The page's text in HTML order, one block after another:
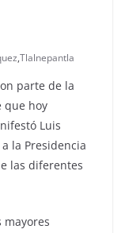
,Tlalnepantla
parte de la
que hoy
Luis
la Presidencia
las diferentes